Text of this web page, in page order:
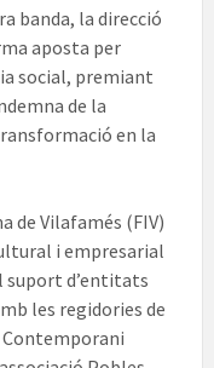
banda, la direcció
aposta per
social, premiant
de la
en la
de Vilafamés (FIV)
i empresarial
suport d’entitats
les regidories de
Contemporani